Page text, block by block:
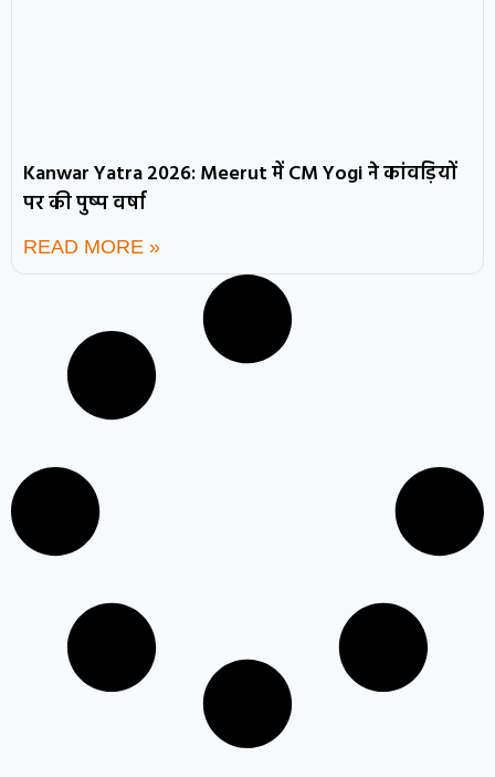
Kanwar Yatra 2026: Meerut में CM Yogi ने कांवड़ियों
पर की पुष्प वर्षा
READ MORE »